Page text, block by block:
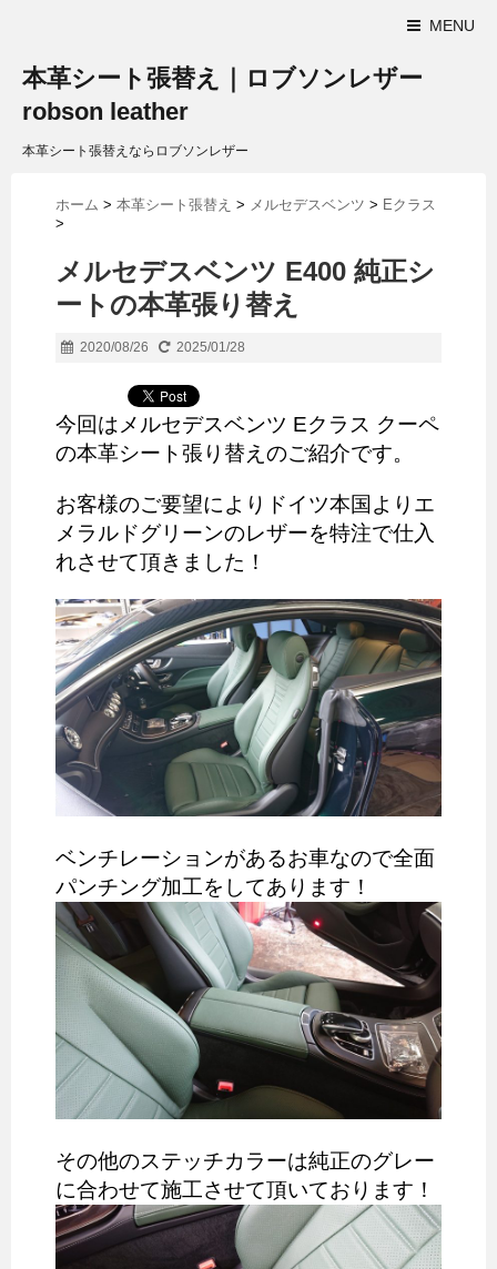
MENU
本革シート張替え｜ロブソンレザー
robson leather
本革シート張替えならロブソンレザー
ホーム > 本革シート張替え > メルセデスベンツ > Eクラス
>
メルセデスベンツ E400 純正シ
ートの本革張り替え
2020/08/26 2025/01/28
今回はメルセデスベンツ Eクラス クーペ
の本革シート張り替えのご紹介です。
お客様のご要望によりドイツ本国よりエ
メラルドグリーンのレザーを特注で仕入
れさせて頂きました！
ベンチレーションがあるお車なので全面
パンチング加工をしてあります！
その他のステッチカラーは純正のグレー
に合わせて施工させて頂いております！